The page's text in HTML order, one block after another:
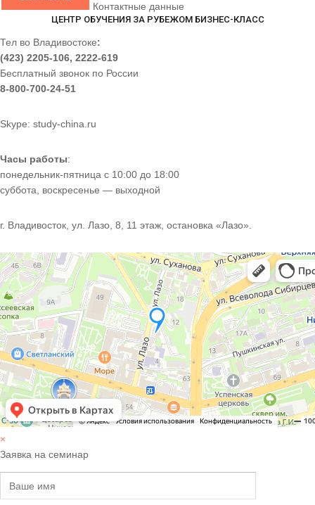
Контактные данные
ЦЕНТР ОБУЧЕНИЯ ЗА РУБЕЖОМ БИЗНЕС-КЛАСС
Тел во Владивостоке:
(423) 2205-106, 2222-619
Бесплатный звонок по России
8-800-700-24-51
Skype: study-china.ru
Часы работы:
понедельник-пятница с 10:00 до 18:00
суббота, воскресенье — выходной
г. Владивосток, ул. Лазо, 8, 11 этаж, остановка «Лазо».
×
Заявка на семинар